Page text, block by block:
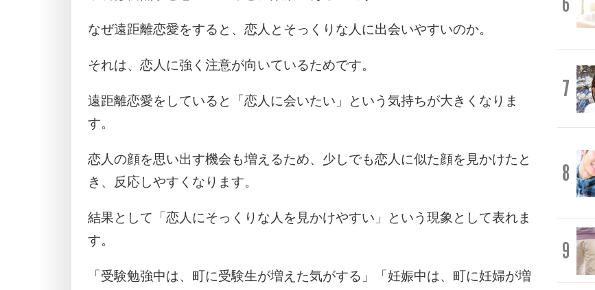
なぜ遠距離恋愛をすると、恋人とそっくりな人に出会いやすいのか。
それは、恋人に強く注意が向いているためです。
遠距離恋愛をしていると「恋人に会いたい」という気持ちが大きくなりま
す。
恋人の顔を思い出す機会も増えるため、少しでも恋人に似た顔を見かけたと
き、反応しやすくなります。
結果として「恋人にそっくりな人を見かけやすい」という現象として表れま
す。
「受験勉強中は、町に受験生が増えた気がする」「妊娠中は、町に妊婦が増
7
8
9